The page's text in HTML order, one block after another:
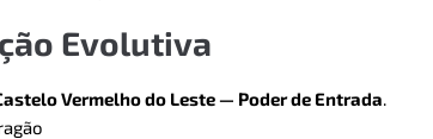
Evolutiva
Vermelho do Leste — Poder de Entrada.